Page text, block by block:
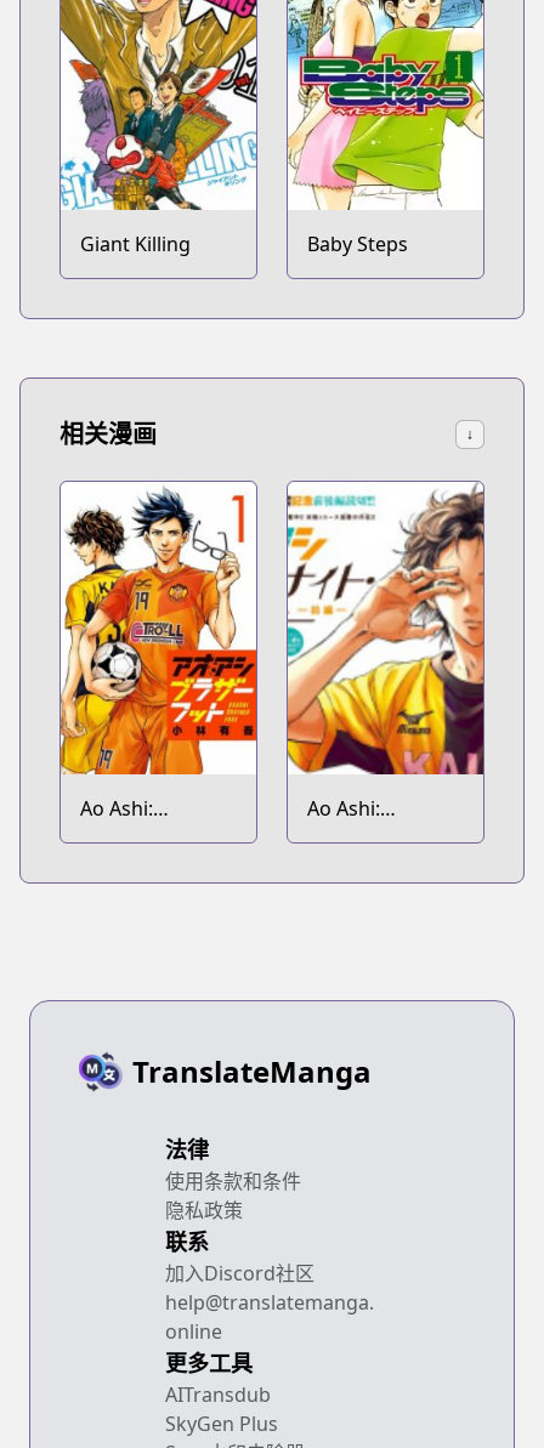
Giant Killing Baby Steps
相关漫画 ↓
Ao Ashi:
Brotherfoot
Ao Ashi:
Midnight Dinner
TranslateManga
法律
使用条款和条件
隐私政策
联系
加入Discord社区
help@translatemanga.
online
更多工具
AITransdub
SkyGen Plus